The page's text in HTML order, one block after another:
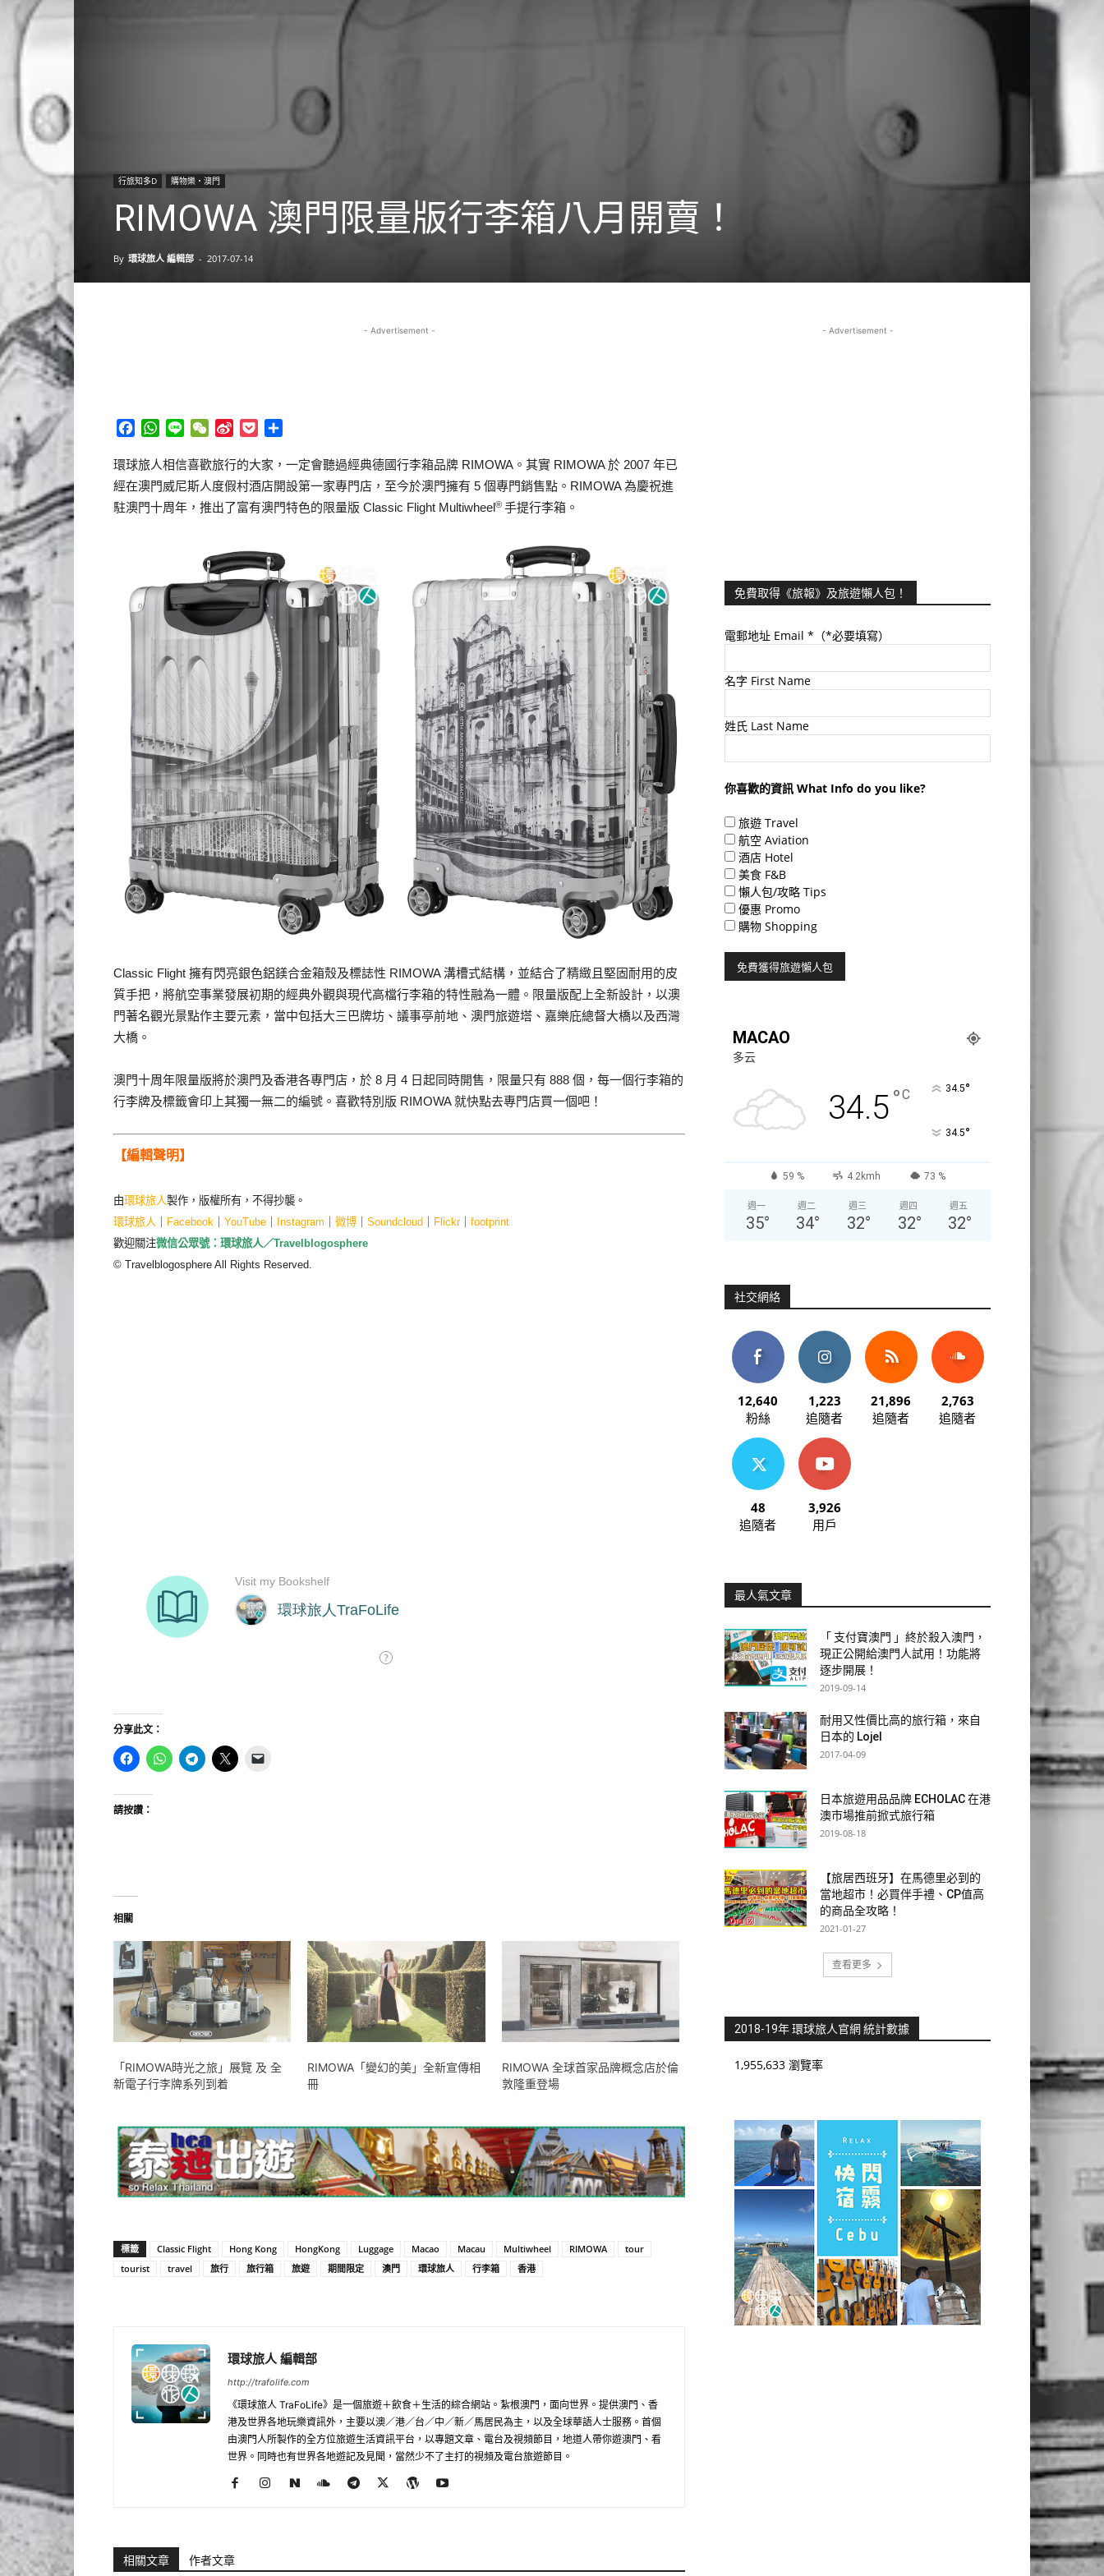
行旅知多D 購物樂‧澳門
RIMOWA 澳門限量版行李箱八月開賣！
By 環球旅人 編輯部 - 2017-07-14
- Advertisement -
Facebook
WhatsApp
Line WeChat
Sina
Pocket
環球旅人相信喜歡旅行的大家，一定會聽過經典德國行李箱品牌 RIMOWA。 其實 RIMOWA 於 2007 年已
經在澳門威尼斯人度假村酒店開設第一家專門店，至今於澳門擁有 5 個專門銷售點。RIMOWA 為慶祝進
駐澳門十周年，推出了富有澳門特色的限量版 Classic Flight Multiwheel® 手提行李箱。
Classic Flight 擁有閃亮銀色鋁鎂合金箱殼及標誌性 RIMOWA 溝槽式結構，並結合了精緻且堅固耐用的皮
質手把，將航空事業發展初期的經典外觀與現代高檔行李箱的特性融為一體。 限量版配上全新設計，以澳
門著名觀光景點作主要元素，當中包括大三巴牌坊、議事亭前地、澳門旅遊塔、嘉樂庇總督大橋以及西灣
大橋。
澳門十周年限量版將於澳門及香港各專門店，於 8 月 4 日起同時開售，限量只有 888 個，每一個行李箱的
行李牌及標籤會印上其獨一無二的編號。喜歡特別版 RIMOWA 就快點去專門店買一個吧！
【編輯聲明】
由環球旅人製作，版權所有，不得抄襲。
環球旅人
Facebook YouTube Instagram 微博 Soundcloud Flickr｜ footprint
歡迎關注微信公眾號：環球旅人／Travelblogosphere
© Travelblogosphere All Rights Reserved.
分享此文：
請按讚：
相關
「RIMOWA時光之旅」展覽 及 全
新電子行李牌系列到着
RIMOWA「變幻的美」全新宣傳相
冊
RIMOWA 全球首家品牌概念店於倫
敦隆重登場
標籤 Classic Flight Hong Kong HongKong Luggage Macao Macau Multiwheel RIMOWA
tour
tourist
travel 旅行 旅行箱 旅遊 期間限定 澳門 環球旅人 行李箱 香港
環球旅人 編輯部
http://trafolife.com
《環球旅人 TraFoLife》是一個旅遊＋飲食＋生活的綜合網站。紮根澳門，面向世界。提供澳門、香
港及世界各地玩樂資訊外，主要以澳／港／台／中／新／馬居民為主，以及全球華語人士服務。首個
由澳門人所製作的全方位旅遊生活資訊平台，以專題文章、電台及視頻節目，地道人帶你遊澳門、看
世界。同時也有世界各地遊記及見聞，當然少不了主打的視頻及電台旅遊節目。
相關文章 作者文章
- Advertisement -
免費取得《旅報》及旅遊懶人包！
電郵地址 Email *（*必要填寫）
名字 First Name
姓氏 Last Name
你喜歡的資訊 What Info do you like?
旅遊 Travel
航空 Aviation
酒店 Hotel
美食 F&B
懶人包/攻略 Tips
優惠 Promo
購物 Shopping
MACAO
多云
34.5°C 34.5°
34.5°
59 % 4.2kmh 73 %
週一
35°
週二
34°
週三
32°
週四
32°
週五
32°
社交網絡
12,640
粉絲
1,223
追隨者
21,896
追隨者
2,763
追隨者
48
追隨者
3,926
用戶
最人氣文章
「 支付寶澳門 」終於殺入澳門，
現正公開給澳門人試用！功能將
逐步開展！
2019-09-14
耐用又性價比高的旅行箱，來自
日本的 Lojel
2017-04-09
日本旅遊用品品牌 ECHOLAC 在港
澳市場推前掀式旅行箱
2019-08-18
【旅居西班牙】在馬德里必到的
當地超市！必買伴手禮、CP值高
的商品全攻略！
2021-01-27
查看更多
2018-19年 環球旅人官網 統計數據
1,955,633 瀏覽率